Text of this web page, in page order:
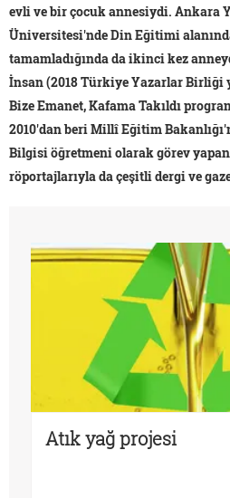
evli ve bir çocuk annesiydi. Ankara
Üniversitesi'nde Din Eğitimi
tamamladığında da ikinci kez
İnsan (2018 Türkiye Yazarlar Birliği
Bize Emanet, Kafama Takıldı
2010'dan beri Millî Eğitim
Bilgisi öğretmeni olarak görev yapan
röportajlarıyla da çeşitli dergi ve
Atık yağ projesi